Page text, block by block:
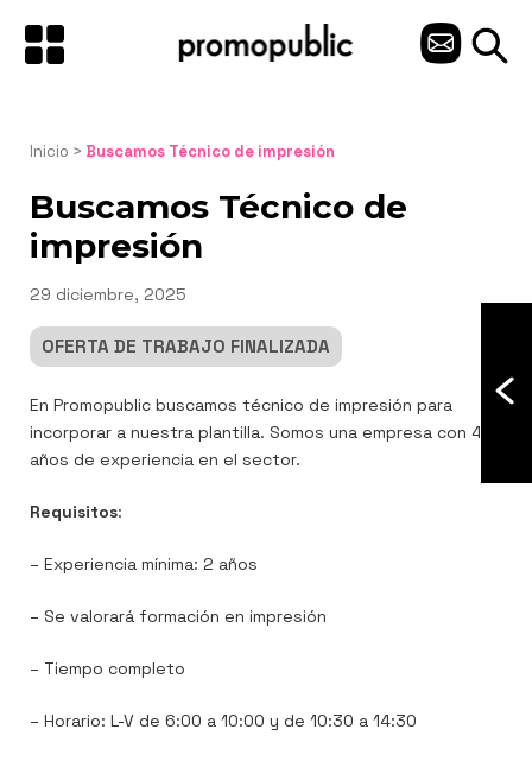
contenido
C
Inicio > Buscamos Técnico de impresión
Buscamos Técnico de
impresión
Publicado
29 diciembre, 2025
OFERTA DE TRABAJO FINALIZADA
En Promopublic buscamos técnico de impresión para
incorporar a nuestra plantilla. Somos una empresa con 40
años de experiencia en el sector.
Requisitos:
– Experiencia mínima: 2 años
– Se valorará formación en impresión
– Tiempo completo
– Horario: L-V de 6:00 a 10:00 y de 10:30 a 14:30
Navegación
de
entradas